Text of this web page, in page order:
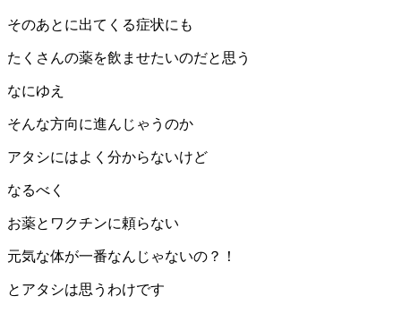
そのあとに出てくる症状にも
たくさんの薬を飲ませたいのだと思う
なにゆえ
そんな方向に進んじゃうのか
アタシにはよく分からないけど
なるべく
お薬とワクチンに頼らない
元気な体が一番なんじゃないの？！
とアタシは思うわけです